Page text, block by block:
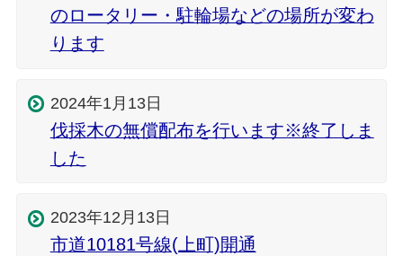
のロータリー・駐輪場などの場所が変わ
ります
2024年1月13日
伐採木の無償配布を行います※終了しま
した
2023年12月13日
市道10181号線(上町)開通